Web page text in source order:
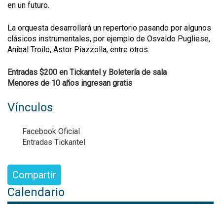
en un futuro.
La orquesta desarrollará un repertorio pasando por algunos
clásicos instrumentales, por ejemplo de Osvaldo Pugliese,
Anibal Troilo, Astor Piazzolla, entre otros.
Entradas $200 en Tickantel y Boletería de sala
Menores de 10 años ingresan gratis
Vínculos
Facebook Oficial
Entradas Tickantel
Compartir
Calendario